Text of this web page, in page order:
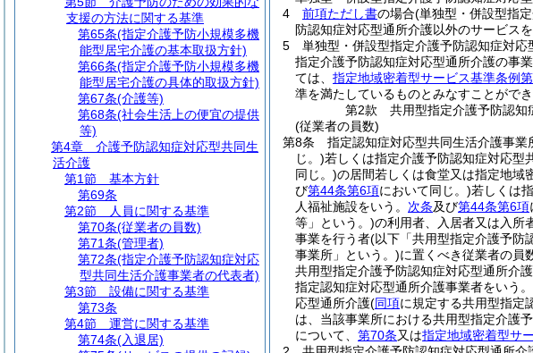
4
前項ただし書の場合(単独型・併設型指
防認知症対応型通所介護以外のサービス
5
単独型・併設型指定介護予防認知症対
指定介護予防認知症対応型通所介護の事
ては、 指定地域密着型サービス基準条例
準を満たしているものとみなすことができ
第2款
共用型指定介護予防認知
(従業者の員数)
第8条
指定認知症対応型共同生活介護事業
じ。)若しくは指定介護予防認知症対応型
同じ。)の居間若しくは食堂又は指定地域
び第44条第6項において同じ。)若しくは
人福祉施設をいう。 次条及び第44条第6項
等」という。)の利用者、入居者又は入所
事業を行う者(以下「共用型指定介護予防
事業所」という。)に置くべき従業者の員
共用型指定介護予防認知症対応型通所介
指定認知症対応型通所介護事業者をいう
応型通所介護(同項に規定する共用型指定
は、当該事業所における共用型指定介護
について、 第70条又は指定地域密着型サ
支援の方法に関する基準
第65条(指定介護予防小規模多機
能型居宅介護の基本取扱方針)
第66条(指定介護予防小規模多機
能型居宅介護の具体的取扱方針)
第67条(介護等)
第68条(社会生活上の便宜の提供
等)
第4章
介護予防認知症対応型共同生
活介護
第1節
基本方針
第69条
第2節
人員に関する基準
第70条(従業者の員数)
第71条(管理者)
第72条(指定介護予防認知症対応
型共同生活介護事業者の代表者)
第3節
設備に関する基準
第73条
第4節
運営に関する基準
第74条(入退居)